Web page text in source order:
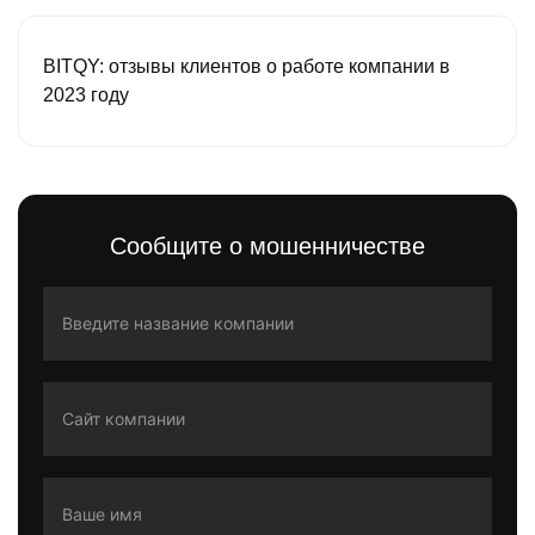
BITQY: отзывы клиентов о работе компании в
2023 году
Сообщите о мошенничестве